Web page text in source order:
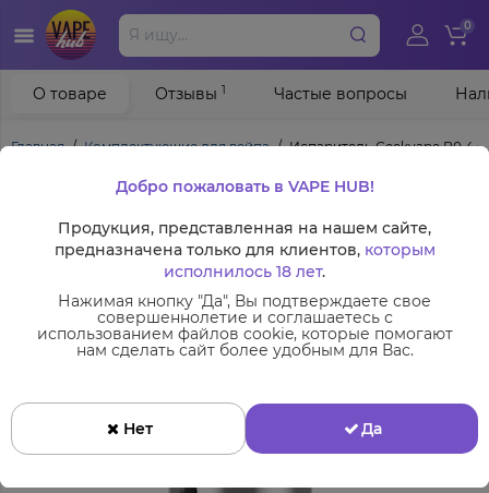
0
Главная Комплектующие для вейпа Испаритель Geekvape B0.4
О товаре Отзывы 1 Частые вопросы
Добро пожаловать в VAPE HUB!
Продукция, представленная на нашем сайте,
предназначена только для клиентов, которым
исполнилось 18 лет.
Нажимая кнопку "Да", Вы подтверждаете свое
совершеннолетие и соглашаетесь с
использованием файлов cookie, которые помогают
нам сделать сайт более удобным для Вас.
Нет Да